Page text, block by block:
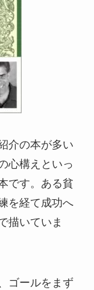
介の本が多い
心構えといっ
です。ある貧
を経て成功へ
描いていま
ゴールをまず